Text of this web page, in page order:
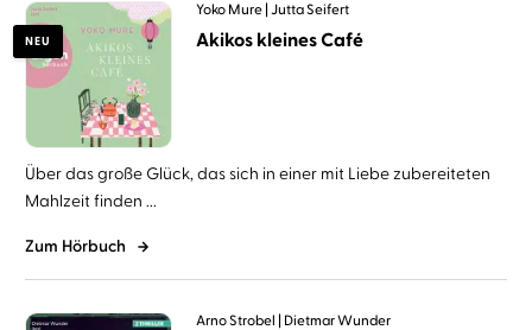
NEU
Yoko Mure Jutta Seifert
Akikos kleines Café
Über das große Glück, das sich in einer mit Liebe zubereiteten
Mahlzeit finden ...
Zum Hörbuch
Arno Strobel Dietmar Wunder